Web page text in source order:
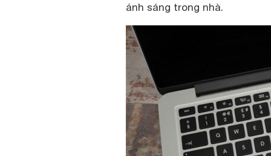
ánh sáng trong nhà.